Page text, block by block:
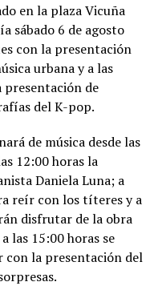
en la plaza Vicuña
sábado 6 de agosto
con la presentación
urbana y a las
presentación de
del K-pop.
de música desde las
12:00 horas la
Daniela Luna; a
reír con los títeres y a
disfrutar de la obra
las 15:00 horas se
con la presentación del